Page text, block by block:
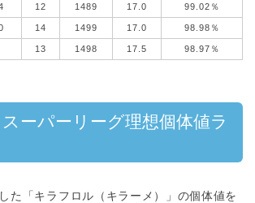
12 1489 17.0 99.02％
14 1499 17.0 98.98％
13 1498 17.5 98.97％
ーパーリーグ理想個体値ラ
た「キラフロル（キラーメ）」の個体値を